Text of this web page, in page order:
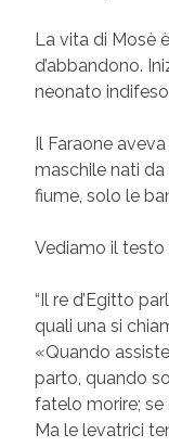
La vita di Mosè
d’abbandono.
neonato
Il Faraone
maschile nati
fiume, solo le
Vediamo il testo
“Il re d’Egitto
quali una si
«Quando
parto, quando
fatelo morire; se
Ma le levatrici